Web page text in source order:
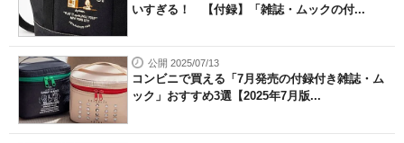
いすぎる！ 【付録】「雑誌・ムックの付...
公開 2025/07/13
コンビニで買える「7月発売の付録付き雑誌・ム
ック」おすすめ3選【2025年7月版...